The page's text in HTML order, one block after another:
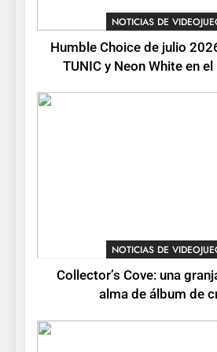
con el
completo
NOTICIAS DE
6
reservas
8
No Rest for
octubre en
NOTICIAS DE
Humble Choice de julio
TUNIC y Neon White en
NOTICIAS DE
Collector’s Cove: una
alma de álbum de